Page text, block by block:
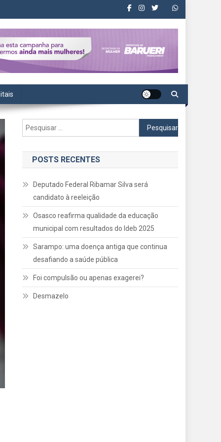
Pesquisar
por:
POSTS RECENTES
Deputado Federal Ribamar Silva será
candidato à reeleição
Osasco reafirma qualidade da educação
municipal com resultados do Ideb 2025
Sarampo: uma doença antiga que continua
desafiando a saúde pública
Foi compulsão ou apenas exagerei?
Desmazelo